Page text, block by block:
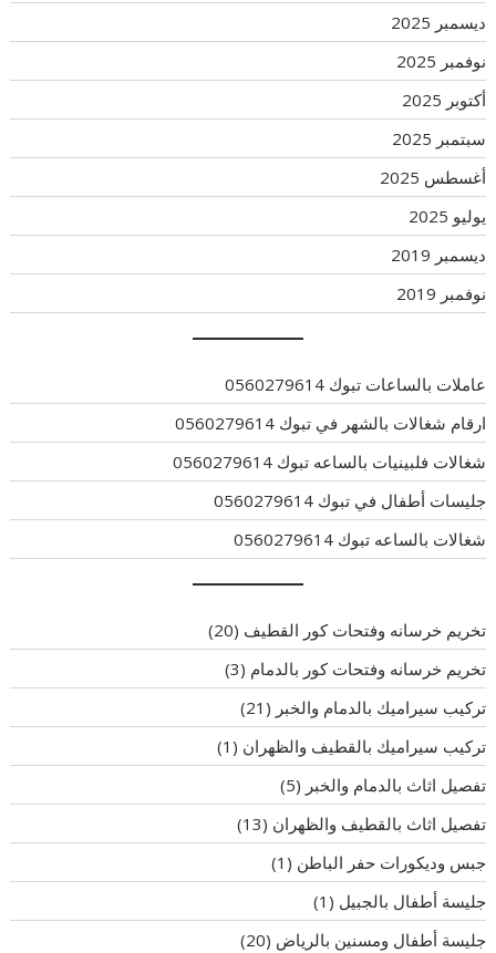
ديسمبر 2025
نوفمبر 2025
أكتوبر 2025
سبتمبر 2025
أغسطس 2025
يوليو 2025
ديسمبر 2019
نوفمبر 2019
عاملات بالساعات تبوك 0560279614
ارقام شغالات بالشهر في تبوك 0560279614
شغالات فلبينيات بالساعه تبوك 0560279614
جليسات أطفال في تبوك 0560279614
شغالات بالساعه تبوك 0560279614
تخريم خرسانه وفتحات كور القطيف (20)
تخريم خرسانه وفتحات كور بالدمام (3)
تركيب سيراميك بالدمام والخبر (21)
تركيب سيراميك بالقطيف والظهران (1)
تفصيل اثاث بالدمام والخبر (5)
تفصيل اثاث بالقطيف والظهران (13)
جبس وديكورات حفر الباطن (1)
جليسة أطفال بالجبيل (1)
جليسة أطفال ومسنين بالرياض (20)